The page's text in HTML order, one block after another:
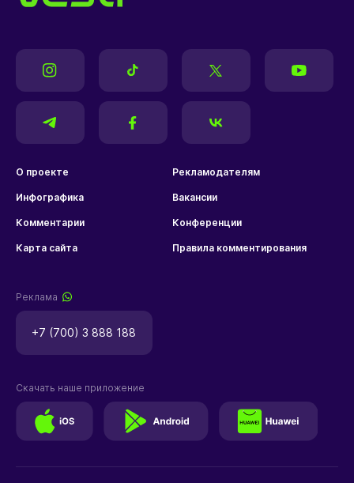
О проекте Рекламодателям
Инфографика Вакансии
Комментарии Конференции
Карта сайта Правила комментирования
Реклама
+7 (700) 3 888 188
Скачать наше приложение